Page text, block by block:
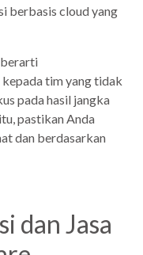
berbasis cloud yang
berarti
tim yang tidak
pada hasil jangka
pastikan Anda
dan berdasarkan
dan Jasa